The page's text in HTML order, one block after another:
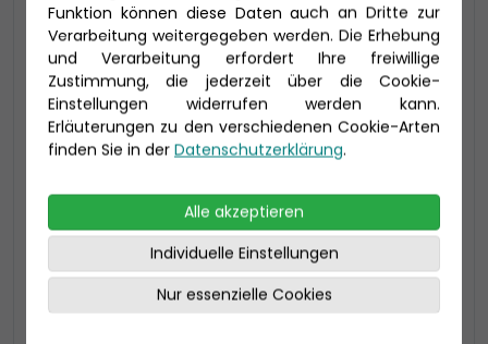
2-Bett Meerblick (MD)
22-23 qm, Bad mit Dusche
Kabinenkategorie MD bis zu 4 Personen
Kabinenkategorie MC bis zu 3 Personen, mit
Funktion können diese Daten auch an Dritte zur
Verarbeitung weitergegeben werden. Die Erhebung
und Verarbeitung erfordert Ihre freiwillige
Zustimmung, die jederzeit über die Cookie-
Einstellungen widerrufen werden kann.
Erläuterungen zu den verschiedenen Cookie-Arten
finden Sie in der Datenschutzerklärung.
Alle akzeptieren
Individuelle Einstellungen
Nur essenzielle Cookies